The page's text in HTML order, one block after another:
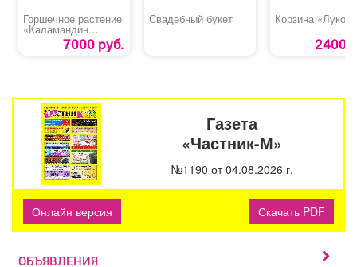
Горшечное растение
«Каламандин
Цитрофортунелла»
7000 руб.
Свадебный букет Корзина
2400
Газета
«Частник-М»
№1190 от 04.08.2026 г.
Онлайн версия Скачать PDF
ОБЪЯВЛЕНИЯ